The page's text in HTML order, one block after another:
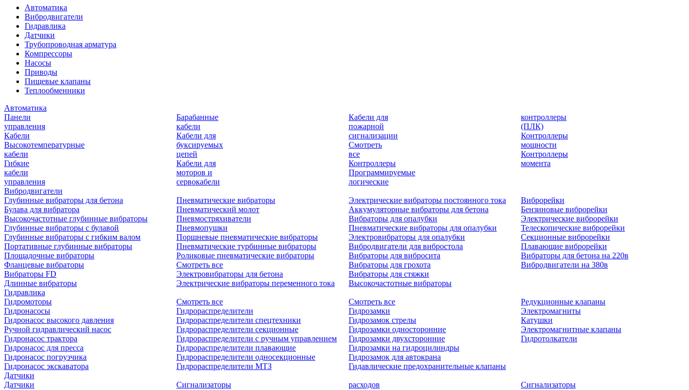
Автоматика
Вибродвигатели
Гидравлика
Датчики
Трубопроводная арматура
Компрессоры
Насосы
Приводы
Пищевые клапаны
Теплообменники
Автоматика
Панели
управления
Кабели
Высокотемпературные
кабели
Гибкие
кабели
управления
Барабанные
кабели
Кабели для
буксируемых
цепей
Кабели для
моторов и
сервокабели
Кабели для
пожарной
сигнализации
Смотреть
все
Контроллеры
Программируемые
логические
контроллеры
(ПЛК)
Контроллеры
мощности
Контроллеры
момента
Вибродвигатели
Глубинные вибраторы для бетона
Булава для вибратора
Высокочастотные глубинные вибраторы
Глубинные вибраторы с булавой
Глубинные вибраторы с гибким валом
Портативные глубинные вибраторы
Площадочные вибраторы
Фланцевые вибраторы
Вибраторы FD
Длинные вибраторы
Пневматические вибраторы
Пневматический молот
Пневмостряхиватели
Пневмопушки
Поршневые пневматические вибраторы
Пневматические турбинные вибраторы
Роликовые пневматические вибраторы
Смотреть все
Электровибраторы для бетона
Электрические вибраторы переменного тока
Электрические вибраторы постоянного тока
Аккумуляторные вибраторы для бетона
Вибраторы для опалубки
Пневматические вибраторы для опалубки
Электровибраторы для опалубки
Вибродвигатели для вибростола
Вибраторы для вибросита
Вибраторы для грохота
Вибраторы для стяжки
Высокочастотные вибраторы
Виброрейки
Бензиновые виброрейки
Электрические виброрейки
Телескопические виброрейки
Секционные виброрейки
Плавающие виброрейки
Вибраторы для бетона на 220в
Вибродвигатели на 380в
Гидравлика
Гидромоторы
Гидронасосы
Гидронасос высокого давления
Ручной гидравлический насос
Гидронасос трактора
Гидронасос для пресса
Гидронасос погрузчика
Гидронасос экскаватора
Смотреть все
Гидрораспределители
Гидрораспределители спецтехники
Гидрораспределители секционные
Гидрораспределители с ручным управлением
Гидрораспределители плавающие
Гидрораспределители односекционные
Гидрораспределители МТЗ
Смотреть все
Гидрозамки
Гидрозамок стрелы
Гидрозамки односторонние
Гидрозамки двухсторонние
Гидрозамки на гидроцилиндры
Гидрозамок для автокрана
Гидавлические предохранительные клапаны
Редукционные клапаны
Электромагниты
Катушки
Электромагнитные клапаны
Гидротолкатели
Датчики
Датчики
Сигнализаторы
расходов
Сигнализаторы